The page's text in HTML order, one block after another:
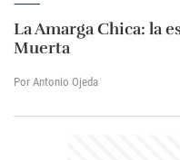
La Amarga Chica: la
Muerta
Por Antonio Ojeda